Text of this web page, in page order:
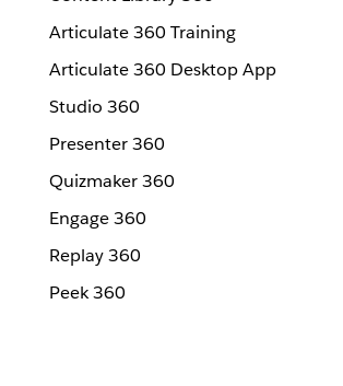
Articulate 360 Training
Articulate 360 Desktop App
Studio 360
Presenter 360
Quizmaker 360
Engage 360
Replay 360
Peek 360